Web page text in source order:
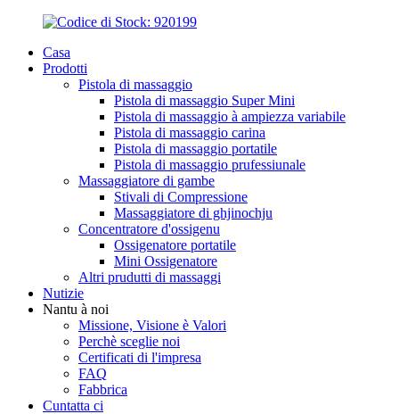
Casa
Prodotti
Pistola di massaggio
Pistola di massaggio Super Mini
Pistola di massaggio à ampiezza variabile
Pistola di massaggio carina
Pistola di massaggio portatile
Pistola di massaggio prufessiunale
Massaggiatore di gambe
Stivali di Compressione
Massaggiatore di ghjinochju
Concentratore d'ossigenu
Ossigenatore portatile
Mini Ossigenatore
Altri prudutti di massaggi
Nutizie
Nantu à noi
Missione, Visione è Valori
Perchè sceglie noi
Certificati di l'impresa
FAQ
Fabbrica
Cuntatta ci